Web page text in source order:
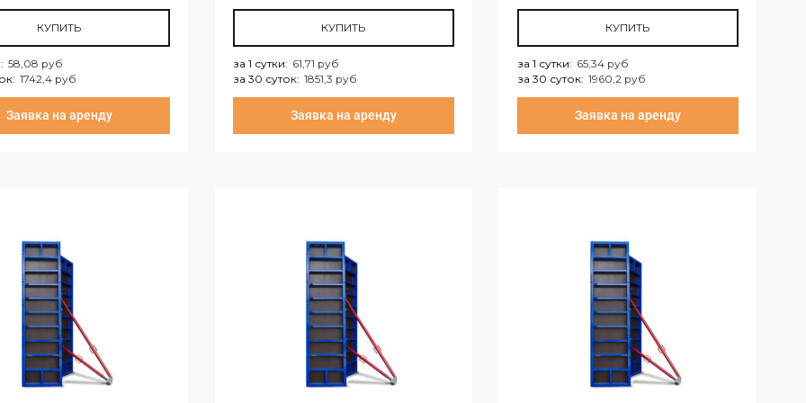
КУПИТЬ
: 58,08 руб
: 1742,4 руб
1742,4 руб
Заявка на аренду
КУПИТЬ
за 1 сутки: 61,71 руб
за 30 суток: 1851,3 руб
за 30 суток: 1851,3 руб
Заявка на аренду
КУПИТЬ
за 1 сутки: 65,34 руб
за 30 суток: 1960,2 руб
за 30 суток: 1960,2 руб
Заявка на аренду